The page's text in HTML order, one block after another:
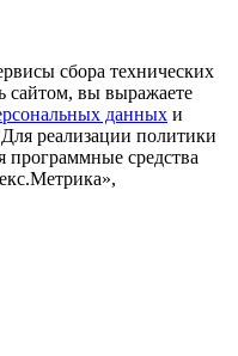
сбора технических
сайтом, вы выражаете
данных и
реализации политики
программные средства